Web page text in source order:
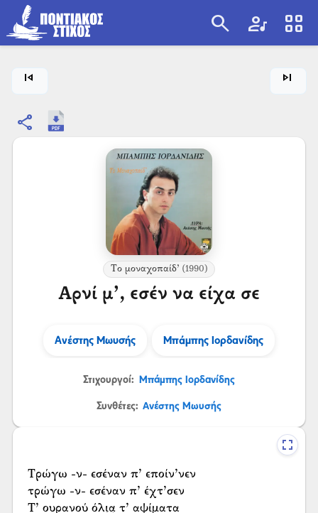
search artist view_cozy
skip_previous skip_next
share
Το μοναχοπαίδ’ (1990)
Αρνί μ’, εσέν να είχα σε
Ανέστης Μωυσής Μπάμπης Ιορδανίδης
Στιχουργοί: Μπάμπης Ιορδανίδης
Συνθέτες: Ανέστης Μωυσής
Τρώγω -ν- εσέναν π’ εποίν’νεν
τρώγω -ν- εσέναν π’ έχτ’σεν
Τ’ ουρανού όλι͜α τ’ αψίματα